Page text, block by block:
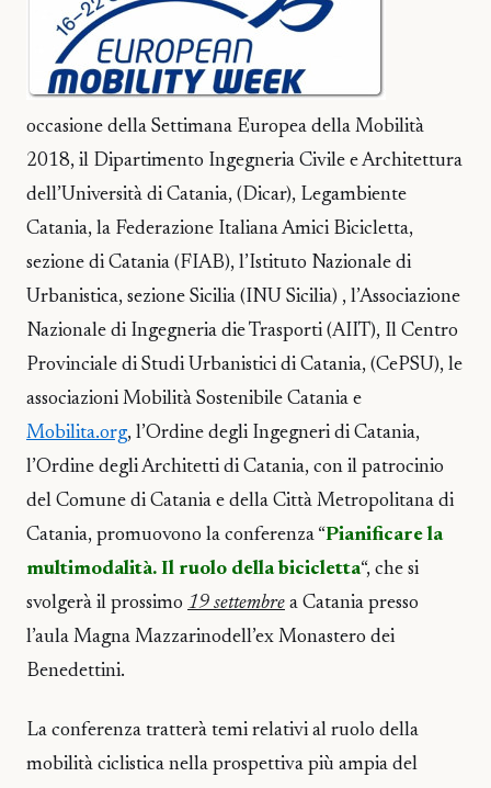
occasione della Settimana Europea della Mobilità
2018, il Dipartimento Ingegneria Civile e Architettura
dell’Università di Catania, (Dicar), Legambiente
Catania, la Federazione Italiana Amici Bicicletta,
sezione di Catania (FIAB), l’Istituto Nazionale di
Urbanistica, sezione Sicilia (INU Sicilia) , l’Associazione
Nazionale di Ingegneria die Trasporti (AIIT), Il Centro
Provinciale di Studi Urbanistici di Catania, (CePSU), le
associazioni Mobilità Sostenibile Catania e
Mobilita.org, l’Ordine degli Ingegneri di Catania,
l’Ordine degli Architetti di Catania, con il patrocinio
del Comune di Catania e della Città Metropolitana di
Catania, promuovono la conferenza “Pianificare la
multimodalità. Il ruolo della bicicletta“, che si
svolgerà il prossimo 19 settembre a Catania presso
l’aula Magna Mazzarinodell’ex Monastero dei
Benedettini.
La conferenza tratterà temi relativi al ruolo della
mobilità ciclistica nella prospettiva più ampia del